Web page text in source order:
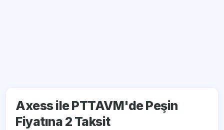
Axess ile PTTAVM'de Peşin
Fiyatına 2 Taksit